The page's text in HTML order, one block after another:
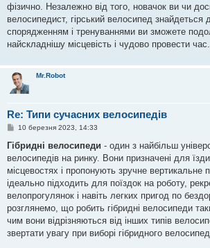
фізично. Незалежно від того, новачок ви чи
велосипедист, гірський велосипед
спорядженням і тренуваннями ви зможете
найскладнішу місцевість і чудово провести час.
Mr.Robot
Re: Типи сучасних велосипедів
П
в
д
о
л
е
н
я
10 березня 2023, 14:33
Гібридні велосипеди - один з найбільш
велосипедів на ринку. Вони призначені для
місцевостях і пропонують зручне вертикальне
ідеально підходить для поїздок на роботу,
велопрогулянок і навіть легких пригод по
розглянемо, що робить гібридні велосипеди
чим вони відрізняються від інших типів
звертати увагу при виборі гібридного